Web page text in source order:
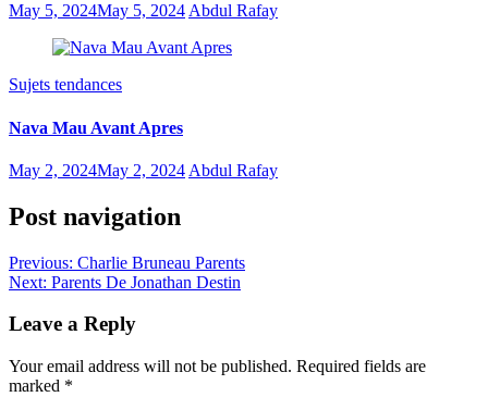
May 5, 2024May 5, 2024Abdul Rafay
Sujets tendances
Nava Mau Avant Apres
May 2, 2024May 2, 2024 Abdul Rafay
Post navigation
Previous: Charlie Bruneau Parents
Next: Parents De Jonathan Destin
Leave a Reply
Your email address will not be published. Required fields are
marked *